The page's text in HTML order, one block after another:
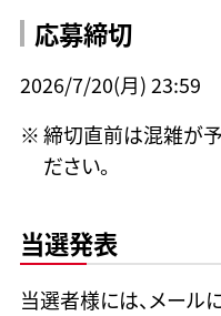
応募締切
2026/7/20(月) 23:59
締切直前は混雑が
ださい。
当選発表
当選者様には、メール